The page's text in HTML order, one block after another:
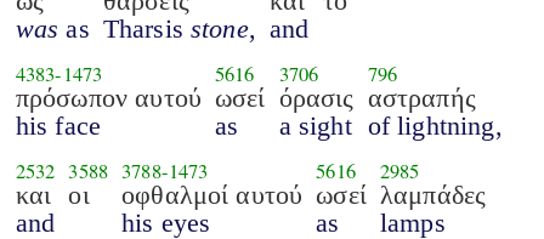
was as Tharsis stone, and
4383-1473
πρόσωπον αυτού
his face
5616
ωσεί
as
3706
όρασις
a sight
796
αστραπής
of lightning,
2532
και
and
3588
οι
3788-1473
οφθαλμοί αυτού
his eyes
5616
ωσεί
as
2985
λαμπάδες
lamps